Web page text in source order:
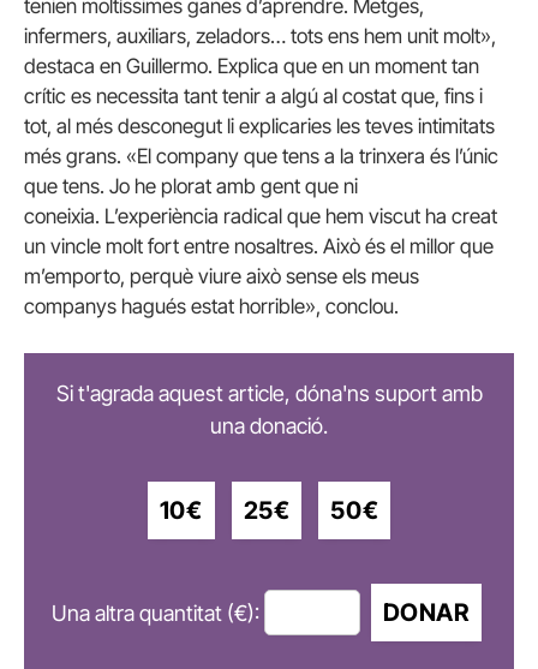
tenien moltíssimes ganes d’aprendre. Metges,
infermers, auxiliars, zeladors… tots ens hem unit molt»,
destaca en Guillermo. Explica que en un moment tan
crític es necessita tant tenir a algú al costat que, fins i
tot, al més desconegut li explicaries les teves intimitats
més grans. «El company que tens a la trinxera és l’únic
que tens. Jo he plorat amb gent que ni
coneixia. L’experiència radical que hem viscut ha creat
un vincle molt fort entre nosaltres. Això és el millor que
m’emporto, perquè viure això sense els meus
companys hagués estat horrible», conclou.
Si t'agrada aquest article, dóna'ns suport amb
una donació.
10€ 25€ 50€
Una altra quantitat (€): DONAR